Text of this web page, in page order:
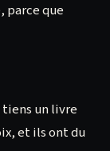
parce que
tiens un livre
et ils ont du